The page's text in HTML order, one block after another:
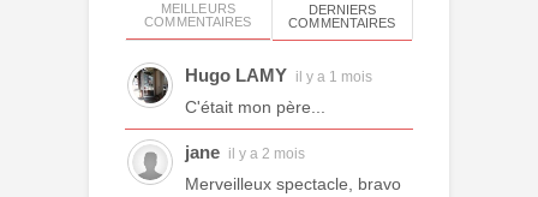
MEILLEURS
COMMENTAIRES
DERNIERS
COMMENTAIRES
Hugo LAMY il y a 1 mois
C'était mon père...
jane il y a 2 mois
Merveilleux spectacle, bravo